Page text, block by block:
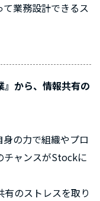
業務設計できるス
から、情報共有の
の力で組織やプロ
チャンスがStockに
有のストレスを取り